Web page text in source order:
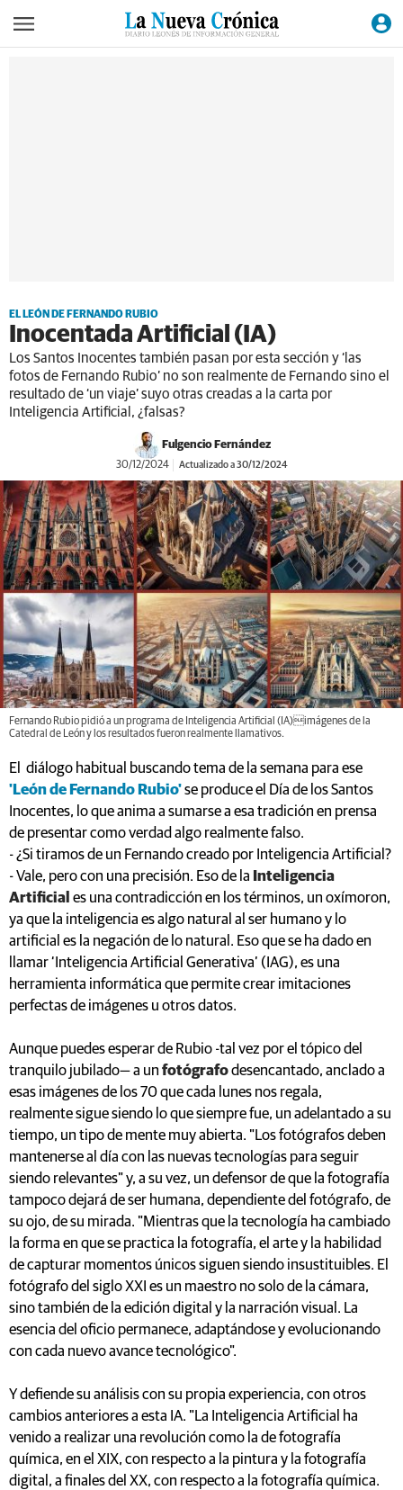
EL LEÓN DE FERNANDO RUBIO
Inocentada Artificial (IA)
Los Santos Inocentes también pasan por esta sección y ‘las
fotos de Fernando Rubio’ no son realmente de Fernando sino el
resultado de ‘un viaje’ suyo otras creadas a la carta por
Inteligencia Artificial, ¿falsas?
Fulgencio Fernández
30/12/2024 Actualizado a 30/12/2024
Fernando Rubio pidió a un programa de Inteligencia Artificial (IA)imágenes de la
Catedral de León y los resultados fueron realmente llamativos.
El diálogo habitual buscando tema de la semana para ese
'León de Fernando Rubio'se produce el Día de los Santos
Inocentes, lo que anima a sumarse a esa tradición en prensa
de presentar como verdad algo realmente falso.
- ¿Si tiramos de un Fernando creado por Inteligencia Artificial?
- Vale, pero con una precisión. Eso de la Inteligencia
Artificial es una contradicción en los términos, un oxímoron,
ya que la inteligencia es algo natural al ser humano y lo
artificial es la negación de lo natural. Eso que se ha dado en
llamar ‘Inteligencia Artificial Generativa’ (IAG), es una
herramienta informática que permite crear imitaciones
perfectas de imágenes u otros datos.
Aunque puedes esperar de Rubio -tal vez por el tópico del
tranquilo jubilado— a un fotógrafodesencantado, anclado a
esas imágenes de los 70 que cada lunes nos regala,
realmente sigue siendo lo que siempre fue, un adelantado a su
tiempo, un tipo de mente muy abierta. "Los fotógrafos deben
mantenerse al día con las nuevas tecnologías para seguir
siendo relevantes" y, a su vez, un defensor de que la fotografía
tampoco dejará de ser humana, dependiente del fotógrafo, de
su ojo, de su mirada. "Mientras que la tecnología ha cambiado
la forma en que se practica la fotografía, el arte y la habilidad
de capturar momentos únicos siguen siendo insustituibles. El
fotógrafo del siglo XXI es un maestro no solo de la cámara,
sino también de la edición digital y la narración visual. La
esencia del oficio permanece, adaptándose y evolucionando
con cada nuevo avance tecnológico".
Y defiende su análisis con su propia experiencia, con otros
cambios anteriores a esta IA. "La Inteligencia Artificial ha
venido a realizar una revolución como la de fotografía
química, en el XIX, con respecto a la pintura y la fotografía
digital, a finales del XX, con respecto a la fotografía química.